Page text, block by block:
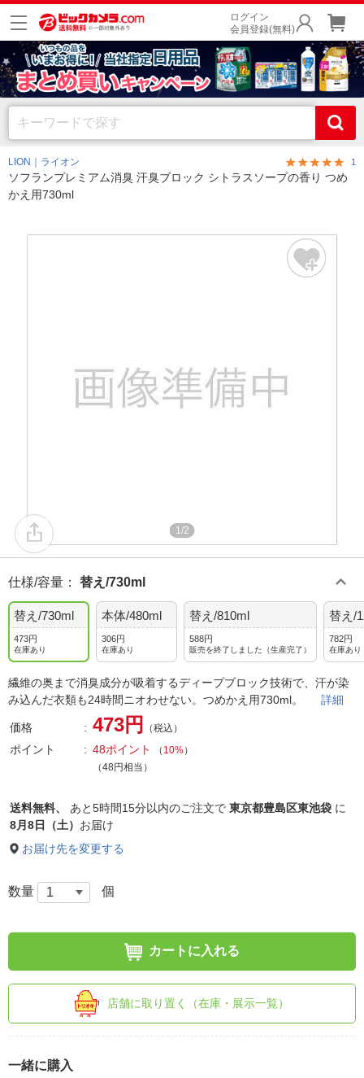
ログイン
会員登録(無料)
LION｜ライオン 1
ソフランプレミアム消臭 汗臭ブロック シトラスソープの香り つめ
かえ用730ml
1/2
仕様/容量 ： 替え/730ml
替え/730ml
473円
在庫あり
本体/480ml
306円
在庫あり
替え/810ml
588円
販売を終了しました（生産完了）
替え/
782円
在庫あり
繊維の奥まで消臭成分が吸着するディープブロック技術で、汗が染
み込んだ衣類も24時間ニオわせない。つめかえ用730ml。 詳細
価格 473円 （税込）
ポイント 48ポイント （ 10%）
（48円相当）
送料無料、 あと5時間15分以内のご注文で 東京都豊島区東池袋 に
8月8日（土） お届け
お届け先を変更する
数量 個
カートに入れる
店舗に取り置く（在庫・展示一覧）
一緒に購入